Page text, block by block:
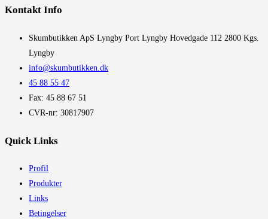
Kontakt Info
​Skumbutikken ApS Lyngby Port Lyngby Hovedgade 112 2800 Kgs.
Lyngby
info@skumbutikken.dk
45 88 55 47
Fax: 45 88 67 51
CVR-nr: 30817907
Quick Links
Profil
Produkter
Links
Betingelser